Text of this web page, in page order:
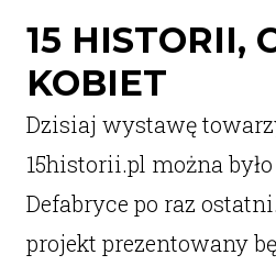
15 HISTORII,
KOBIET
Dzisiaj wystawę
15historii.pl można
Defabryce po raz
projekt prezentowany